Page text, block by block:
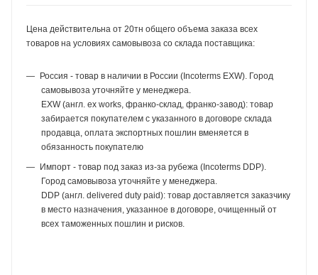
Цена действительна от 20тн общего объема заказа всех
товаров на условиях самовывоза со склада поставщика:
Россия - товар в наличии в России (Incoterms EXW). Город
самовывоза уточняйте у менеджера.
EXW (англ. ex works, франко-склад, франко-завод): товар
забирается покупателем с указанного в договоре склада
продавца, оплата экспортных пошлин вменяется в
обязанность покупателю
Импорт - товар под заказ из-за рубежа (Incoterms DDP).
Город самовывоза уточняйте у менеджера.
DDP (англ. delivered duty paid): товар доставляется заказчику
в место назначения, указанное в договоре, очищенный от
всех таможенных пошлин и рисков.